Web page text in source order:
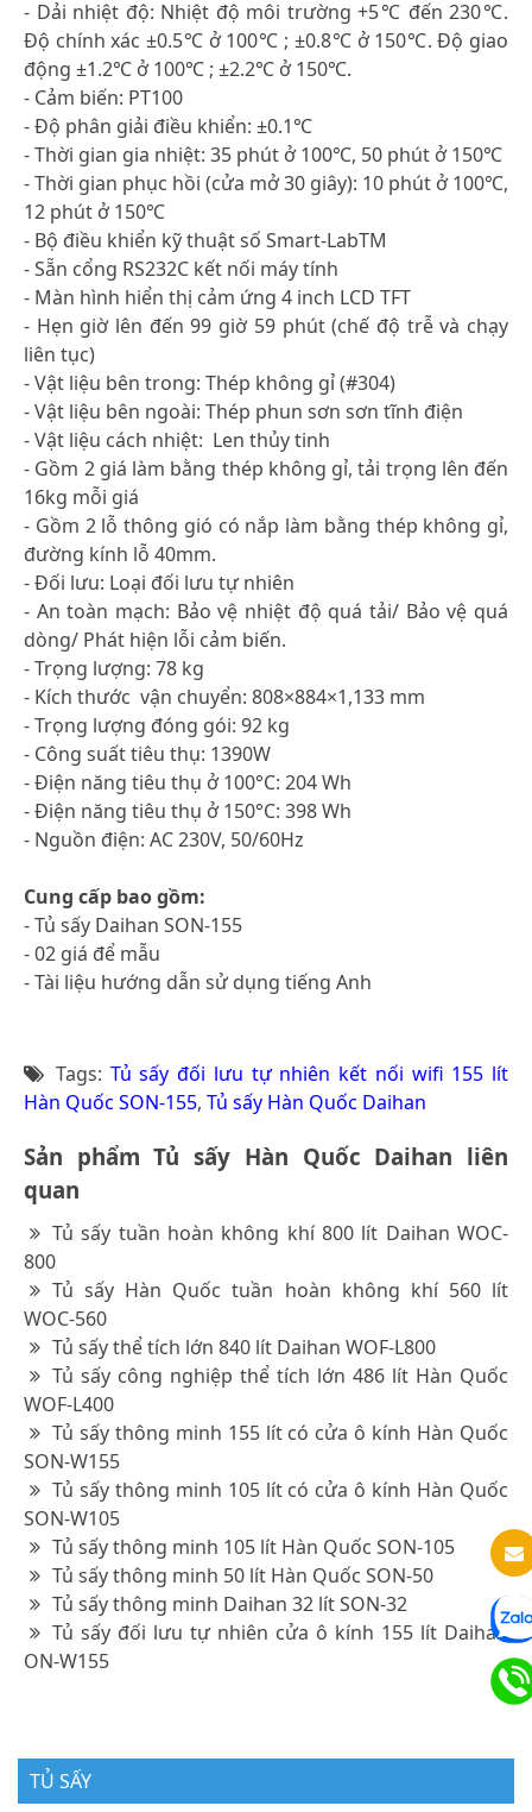
- Dải nhiệt độ: Nhiệt độ môi trường +5℃ đến 230℃.
Độ chính xác ±0.5℃ ở 100℃ ; ±0.8℃ ở 150℃. Độ giao
động ±1.2℃ ở 100℃ ; ±2.2℃ ở 150℃.
- Cảm biến: PT100
- Độ phân giải điều khiển: ±0.1℃
- Thời gian gia nhiệt: 35 phút ở 100℃, 50 phút ở 150℃
- Thời gian phục hồi (cửa mở 30 giây): 10 phút ở 100℃,
12 phút ở 150℃
- Bộ điều khiển kỹ thuật số Smart-LabTM
- Sẵn cổng RS232C kết nối máy tính
- Màn hình hiển thị cảm ứng 4 inch LCD TFT
- Hẹn giờ lên đến 99 giờ 59 phút (chế độ trễ và chạy
liên tục)
- Vật liệu bên trong: Thép không gỉ (#304)
- Vật liệu bên ngoài: Thép phun sơn sơn tĩnh điện
- Vật liệu cách nhiệt: Len thủy tinh
- Gồm 2 giá làm bằng thép không gỉ, tải trọng lên đến
16kg mỗi giá
- Gồm 2 lỗ thông gió có nắp làm bằng thép không gỉ,
đường kính lỗ 40mm.
- Đối lưu: Loại đối lưu tự nhiên
- An toàn mạch: Bảo vệ nhiệt độ quá tải/ Bảo vệ quá
dòng/ Phát hiện lỗi cảm biến.
- Trọng lượng: 78 kg
- Kích thước vận chuyển: 808×884×1,133 mm
- Trọng lượng đóng gói: 92 kg
- Công suất tiêu thụ: 1390W
- Điện năng tiêu thụ ở 100°C: 204 Wh
- Điện năng tiêu thụ ở 150°C: 398 Wh
- Nguồn điện: AC 230V, 50/60Hz
Cung cấp bao gồm:
- Tủ sấy Daihan SON-155
- 02 giá để mẫu
- Tài liệu hướng dẫn sử dụng tiếng Anh
Tags: Tủ sấy đối lưu tự nhiên kết nối wifi 155 lít
Hàn Quốc SON-155, Tủ sấy Hàn Quốc Daihan
Sản phẩm Tủ sấy Hàn Quốc Daihan liên
quan
Tủ sấy tuần hoàn không khí 800 lít Daihan WOC-
800
Tủ sấy Hàn Quốc tuần hoàn không khí 560 lít
WOC-560
Tủ sấy thể tích lớn 840 lít Daihan WOF-L800
Tủ sấy công nghiệp thể tích lớn 486 lít Hàn Quốc
WOF-L400
Tủ sấy thông minh 155 lít có cửa ô kính Hàn Quốc
SON-W155
Tủ sấy thông minh 105 lít có cửa ô kính Hàn Quốc
SON-W105
Tủ sấy thông minh 105 lít Hàn Quốc SON-105
Tủ sấy thông minh 50 lít Hàn Quốc SON-50
Tủ sấy thông minh Daihan 32 lít SON-32
Tủ sấy đối lưu tự nhiên cửa ô kính 155 lít Daihan
ON-W155
TỦ SẤY